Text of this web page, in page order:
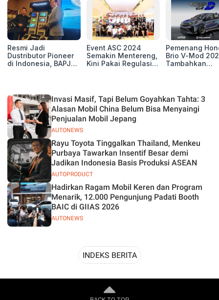
Resmi Jadi
Dustributor Pioneer
di Indonesia, BAPJ
Event ASC 2024
Semakin Mentereng,
Kini Pakai Regulasi
Pemenang
Brio V-Mod
Tambahkan
AUTONEWS
Invasi Masif, Tapi Belum Goyahkan Tahta: 3
Alasan Mobil China Belum Bisa Menyaingi
Penjualan Mobil Jepang
AUTOPRODUCT
Rayu Toyota Tinggalkan Thailand, Menkeu
Purbaya Tawarkan Insentif Besar demi
Jadikan Indonesia Basis Produksi ASEAN
AUTONEWS
Hadirkan Ragam Mobil Keren dan Program
Menarik, 12.000 Pengunjung Padati Booth
BAIC di GIIAS 2026
INDEKS BERITA